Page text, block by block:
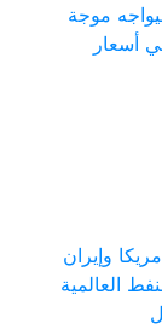
موجة
أسعار
وإيران
العالمية